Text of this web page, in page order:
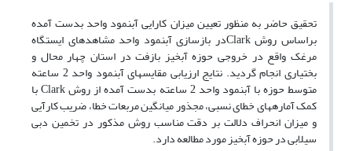
تحقیق حاضر به منظور تعیین میزان کارایی آبنمود واحد بدست آمده
براساس روش Clarkدر بازسازی آبنمود واحد مشاهده‏ای ایستگاه
مرغک واقع در خروجی حوزه آبخیز بازفت در استان چهار محال و
بختیاری انجام گردید. نتایج ارزیابی مقایسه‏ای آبنمود واحد 2 ساعته
متوسط حوزه با آبنمود واحد 2 ساعته بدست آمده از روش Clark با
کمک آماره‏های خطای نسبی، مجذور میانگین مربعات خطا، ضریب کارآیی
و میزان انحراف دلالت بر دقت مناسب روش مذکور در تخمین دبی
سیلابی در حوزه آبخیز مورد مطالعه دارد.